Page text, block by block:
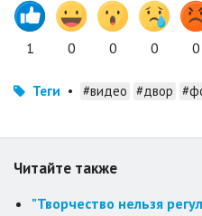
1 0 0 0 0
Теги • #видео #двор
Читайте также
"Творчество нельзя